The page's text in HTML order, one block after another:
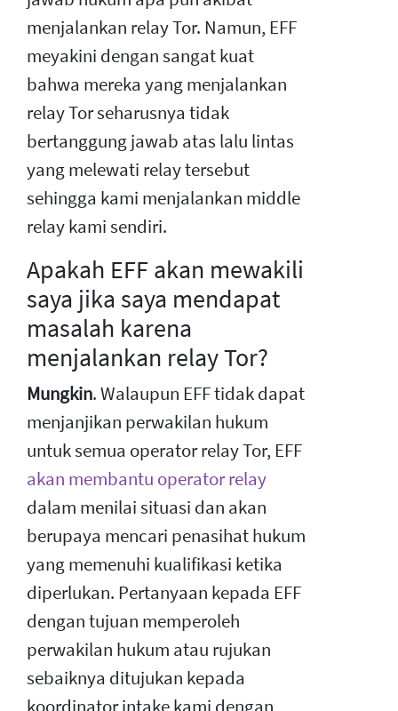
menjalankan relay Tor. Namun, EFF
meyakini dengan sangat kuat
bahwa mereka yang menjalankan
relay Tor seharusnya tidak
bertanggung jawab atas lalu lintas
yang melewati relay tersebut
sehingga kami menjalankan middle
relay kami sendiri.
Apakah EFF akan mewakili
saya jika saya mendapat
masalah karena
menjalankan relay Tor?
Mungkin. Walaupun EFF tidak dapat
menjanjikan perwakilan hukum
untuk semua operator relay Tor, EFF
akan membantu operator relay
dalam menilai situasi dan akan
berupaya mencari penasihat hukum
yang memenuhi kualifikasi ketika
diperlukan. Pertanyaan kepada EFF
dengan tujuan memperoleh
perwakilan hukum atau rujukan
sebaiknya ditujukan kepada
koordinator intake kami dengan